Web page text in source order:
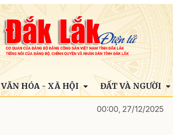
VĂN HÓA - XÃ HỘI ĐẤT VÀ NGƯỜI
00:00, 27/12/2025